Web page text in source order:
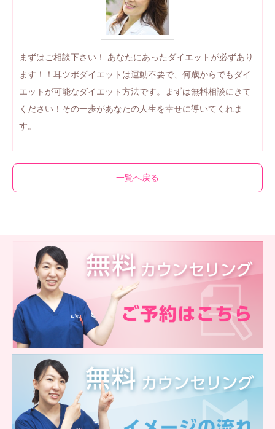
まずはご相談下さい！ あなたにあったダイエットが必ずあり
ます！！耳ツボダイエットは運動不要で、何歳からでもダイ
エットが可能なダイエット方法です。まずは無料相談にきて
ください！その一歩があなたの人生を幸せに導いてくれま
す。
一覧へ戻る